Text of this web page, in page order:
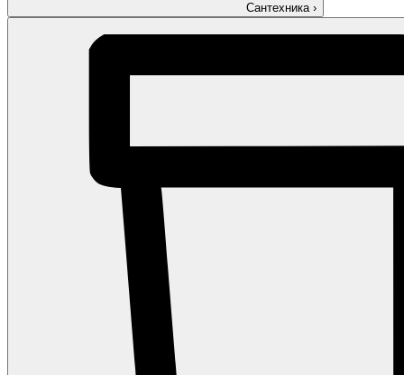
Сантехника ›